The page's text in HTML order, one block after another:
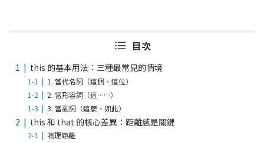
目次
this 的基本用法：三種最常見的情境
1. 當代名詞（這個、這位）
2. 當形容詞（這……）
3. 當副詞（這麼、如此）
this 和 that 的核心差異：距離感是關鍵
物理距離